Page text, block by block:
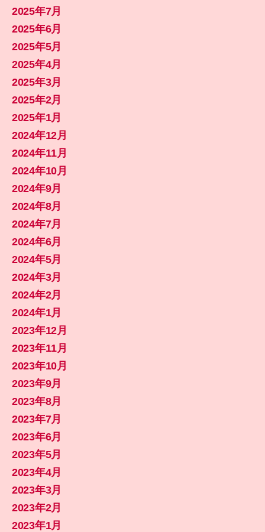
2025年7月
2025年6月
2025年5月
2025年4月
2025年3月
2025年2月
2025年1月
2024年12月
2024年11月
2024年10月
2024年9月
2024年8月
2024年7月
2024年6月
2024年5月
2024年3月
2024年2月
2024年1月
2023年12月
2023年11月
2023年10月
2023年9月
2023年8月
2023年7月
2023年6月
2023年5月
2023年4月
2023年3月
2023年2月
2023年1月